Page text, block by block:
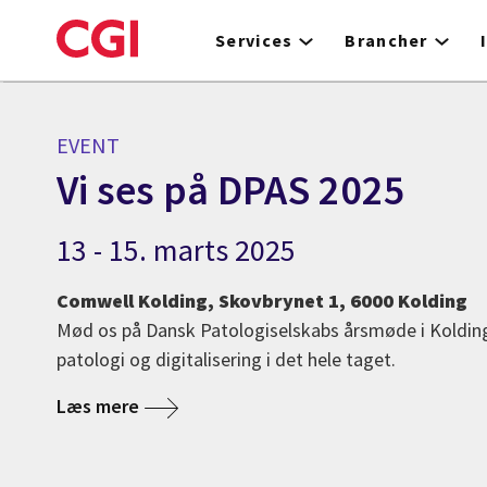
to
Services Brancher
EVENT
Vi ses på DPAS 2025
13 - 15. marts 2025
Comwell Kolding, Skovbrynet 1, 6000 Kolding
Mød os på Dansk Patologiselskabs årsmøde i
patologi og digitalisering i det hele taget.
Læs mere